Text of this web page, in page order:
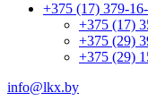
+375 (17) 379-
+375 (17)
+375 (29)
+375 (29)
info@lkx.by